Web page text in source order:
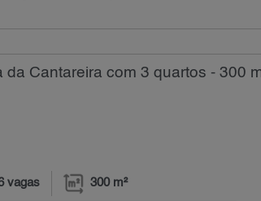
Cantareira com 3 quartos - 300
vagas 300 m²